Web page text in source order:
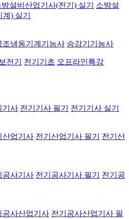
방설비산업기사(전기) 실기
소방설
) 실기
조냉동기계기능사 승강기기능사
전기 전기기초 오프라인특강
기사 전기기사 필기 전기기사 실기
산업기사 전기산업기사 필기
전기산
공사기사 전기공사기사 필기
전기공
공사산업기사 전기공사산업기사 필